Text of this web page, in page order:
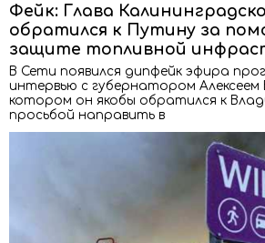
Фейк: Глава
обратился к Путину за
защите топливной
В Сети появился дипфейк эфира
интервью с губернатором Алексеем
котором он якобы обратился к
просьбой направить в